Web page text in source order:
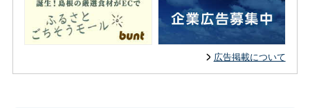
広告掲載について